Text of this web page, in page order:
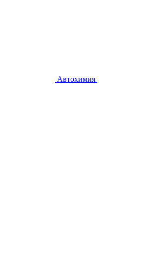
Автохимия